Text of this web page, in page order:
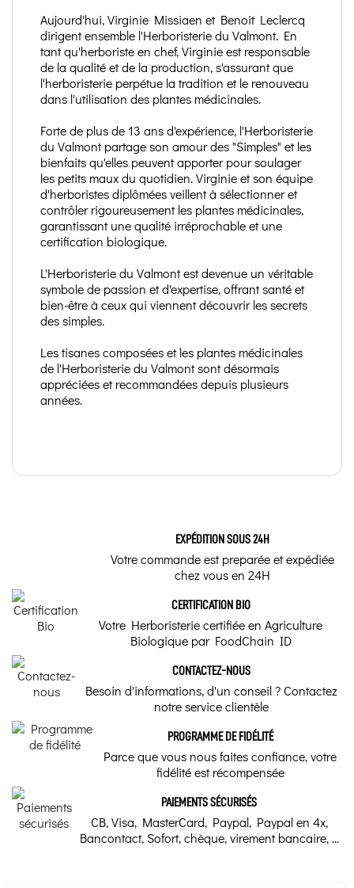
Aujourd'hui, Virginie Missiaen et Benoit Leclercq
dirigent ensemble l'Herboristerie du Valmont. En
tant qu'herboriste en chef, Virginie est responsable
de la qualité et de la production, s'assurant que
l'herboristerie perpétue la tradition et le renouveau
dans l'utilisation des plantes médicinales.
Forte de plus de 13 ans d'expérience, l'Herboristerie
du Valmont partage son amour des "Simples" et les
bienfaits qu'elles peuvent apporter pour soulager
les petits maux du quotidien. Virginie et son équipe
d'herboristes diplômées veillent à sélectionner et
contrôler rigoureusement les plantes médicinales,
garantissant une qualité irréprochable et une
certification biologique.
L'Herboristerie du Valmont est devenue un véritable
symbole de passion et d'expertise, offrant santé et
bien-être à ceux qui viennent découvrir les secrets
des simples.
Les tisanes composées et les plantes médicinales
de l'Herboristerie du Valmont sont désormais
appréciées et recommandées depuis plusieurs
années.
EXPÉDITION SOUS 24H
Votre commande est preparée et expédiée
chez vous en 24H
CERTIFICATION BIO
Votre Herboristerie certifiée en Agriculture
Biologique par FoodChain ID
CONTACTEZ-NOUS
Besoin d'informations, d'un conseil ? Contactez
notre service clientèle
PROGRAMME DE FIDÉLITÉ
Parce que vous nous faites confiance, votre
fidélité est récompensée
PAIEMENTS SÉCURISÉS
CB, Visa, MasterCard, Paypal, Paypal en 4x,
Bancontact, Sofort, chèque, virement bancaire, ...